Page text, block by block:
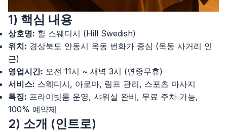
1) 핵심 내용
상호명: 힐 스웨디시 (Hill Swedish)
위치: 경상북도 안동시 옥동 번화가 중심 (옥동 사거리 인
근)
영업시간: 오전 11시 ~ 새벽 3시 (연중무휴)
서비스: 스웨디시, 아로마, 림프 관리, 스포츠 마사지
특징: 프라이빗룸 운영, 샤워실 완비, 무료 주차 가능,
100% 예약제
2) 소개 (인트로)